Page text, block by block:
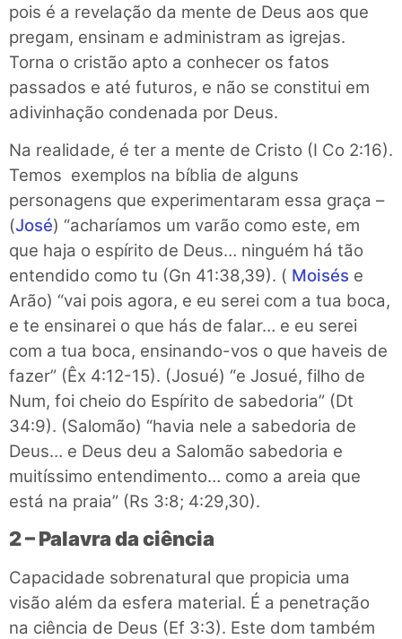
pois é a revelação da mente de Deus aos que
pregam, ensinam e administram as igrejas.
Torna o cristão apto a conhecer os fatos
passados e até futuros, e não se constitui em
adivinhação condenada por Deus.
Na realidade, é ter a mente de Cristo (I Co 2:16).
Temos exemplos na bíblia de alguns
personagens que experimentaram essa graça –
(José) “acharíamos um varão como este, em
que haja o espírito de Deus… ninguém há tão
entendido como tu (Gn 41:38,39). ( Moisés e
Arão) “vai pois agora, e eu serei com a tua boca,
e te ensinarei o que hás de falar… e eu serei
com a tua boca, ensinando-vos o que haveis de
fazer” (Êx 4:12-15). (Josué) “e Josué, filho de
Num, foi cheio do Espírito de sabedoria” (Dt
34:9). (Salomão) “havia nele a sabedoria de
Deus… e Deus deu a Salomão sabedoria e
muitíssimo entendimento… como a areia que
está na praia” (Rs 3:8; 4:29,30).
2 – Palavra da ciência
Capacidade sobrenatural que propicia uma
visão além da esfera material. É a penetração
na ciência de Deus (Ef 3:3). Este dom também